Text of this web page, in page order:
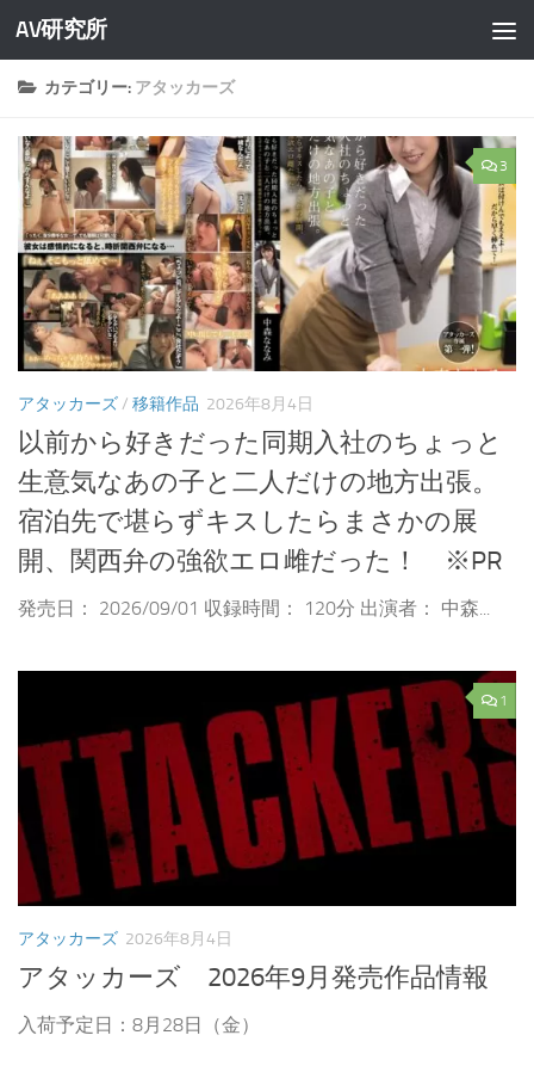
コンテンツへスキップ
AV研究所
カテゴリー: アタッカーズ
3
アタッカーズ/ 移籍作品 2026年8月4日
以前から好きだった同期入社のちょっと
生意気なあの子と二人だけの地方出張。
宿泊先で堪らずキスしたらまさかの展
開、関西弁の強欲エロ雌だった！ ※PR
発売日： 2026/09/01 収録時間： 120分 出演者： 中森...
1
アタッカーズ 2026年8月4日
アタッカーズ 2026年9月発売作品情報
入荷予定日：8月28日（金）